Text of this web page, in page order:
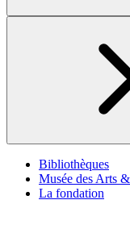
Bibliothèques
Musée des Arts
La fondation